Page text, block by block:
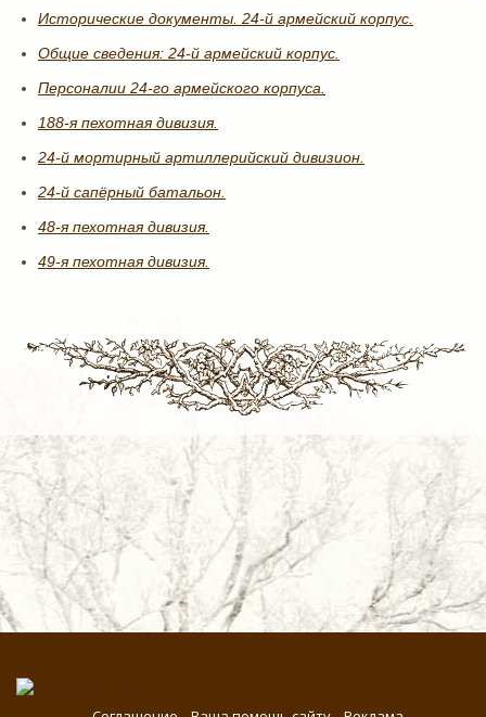
Исторические документы. 24-й армейский корпус.
Общие сведения: 24-й армейский корпус.
Персоналии 24-го армейского корпуса.
188-я пехотная дивизия.
24-й мортирный артиллерийский дивизион.
24-й сапёрный батальон.
48-я пехотная дивизия.
49-я пехотная дивизия.